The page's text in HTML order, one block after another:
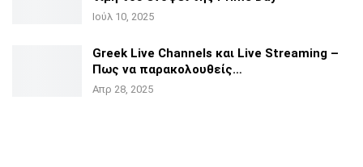
Ιούλ 10, 2025
Greek Live Channels και Live Streaming –
Πως να παρακολουθείς…
Απρ 28, 2025